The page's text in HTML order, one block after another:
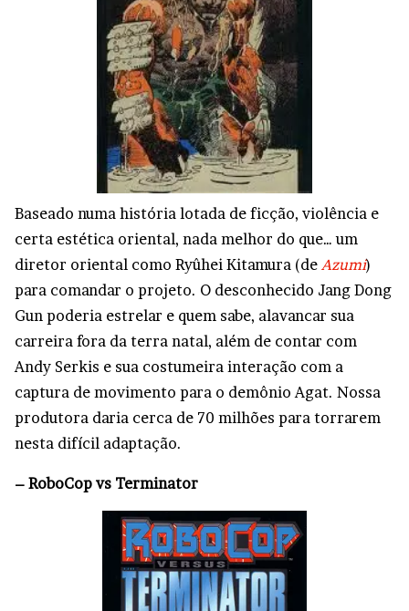
Baseado numa história lotada de ficção, violência e
certa estética oriental, nada melhor do que… um
diretor oriental como Ryûhei Kitamura (de Azumi)
para comandar o projeto. O desconhecido Jang Dong
Gun poderia estrelar e quem sabe, alavancar sua
carreira fora da terra natal, além de contar com
Andy Serkis e sua costumeira interação com a
captura de movimento para o demônio Agat. Nossa
produtora daria cerca de 70 milhões para torrarem
nesta difícil adaptação.
– RoboCop vs Terminator